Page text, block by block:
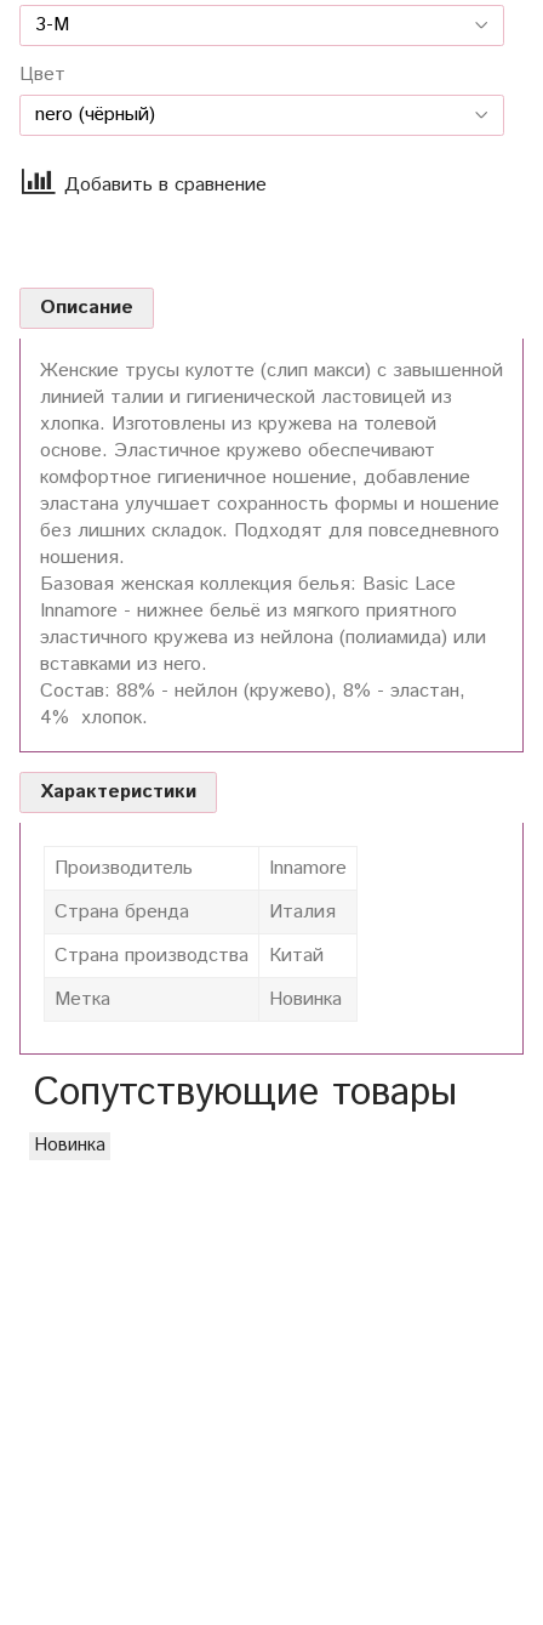
Цвет
Добавить в сравнение
Описание
Женские трусы кулотте (слип макси) с завышенной
линией талии и гигиенической ластовицей из
хлопка. Изготовлены из кружева на толевой
основе. Эластичное кружево обеспечивают
комфортное гигиеничное ношение, добавление
эластана улучшает сохранность формы и ношение
без лишних складок. Подходят для повседневного
ношения.
Базовая женская коллекция белья: Basic Lace
Innamore - нижнее бельё из мягкого приятного
эластичного кружева из нейлона (полиамида) или
вставками из него.
Состав: 88% - нейлон (кружево), 8% - эластан,
4% хлопок.
Характеристики
Производитель
Innamore
Страна бренда
Италия
Страна производства
Китай
Метка
Новинка
Сопутствующие товары
Новинка